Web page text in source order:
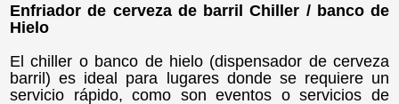
Enfriador de cerveza de barril Chiller / banco de
Hielo
El chiller o banco de hielo (dispensador de cerveza
barril) es ideal para lugares donde se requiere un
servicio rápido, como son eventos o servicios de